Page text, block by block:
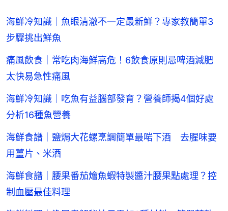
海鮮冷知識｜魚眼清澈不一定最新鮮？專家教簡單3
步驟挑出鮮魚
痛風飲食｜常吃肉海鮮高危！6飲食原則忌啤酒減肥
太快易急性痛風
海鮮冷知識｜吃魚有益腦部發育？營養師揭4個好處
分析16種魚營養
海鮮食譜｜鹽焗大花螺烹調簡單最啱下酒 去腥味要
用薑片、米酒
海鮮食譜｜腰果番茄燴魚蝦特製醬汁腰果點處理？控
制血壓最佳料理